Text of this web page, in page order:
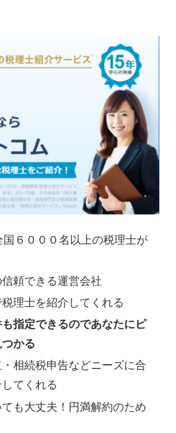
６０００名以上の税理士が
頼できる運営会社
税理士を紹介してくれる
指定できるのであなたにピ
かる
相続税申告などニーズに合
てくれる
も大丈夫！円満解約のため